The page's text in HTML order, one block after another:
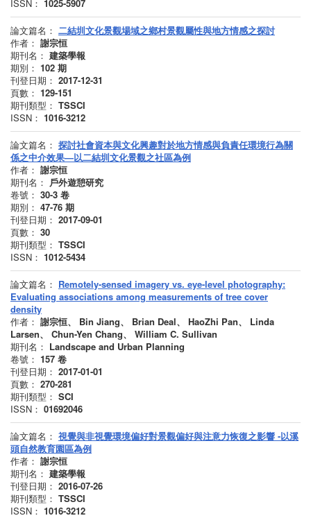
ISSN： 1025-5907
論文篇名： 二結圳文化景觀場域之鄉村景觀屬性與地方情感之探討
作者： 謝宗恒
期刊名： 建築學報
期別： 102 期
刊登日期： 2017-12-31
頁數： 129-151
期刊類型： TSSCI
ISSN： 1016-3212
論文篇名： 探討社會資本與文化興趣對於地方情感與負責任環境行為關
係之中介效果—以二結圳文化景觀之社區為例
作者： 謝宗恒
期刊名： 戶外遊憩研究
卷號： 30-3 卷
期別： 47-76 期
刊登日期： 2017-09-01
頁數： 30
期刊類型： TSSCI
ISSN： 1012-5434
論文篇名： Remotely-sensed imagery vs. eye-level photography:
Evaluating associations among measurements of tree cover
density
作者： 謝宗恒、 Bin Jiang、 Brian Deal、 HaoZhi Pan、 Linda
Larsen、 Chun-Yen Chang、 William C. Sullivan
期刊名： Landscape and Urban Planning
卷號： 157 卷
刊登日期： 2017-01-01
頁數： 270-281
期刊類型： SCI
ISSN： 01692046
論文篇名： 視覺與非視覺環境偏好對景觀偏好與注意力恢復之影響 -以溪
頭自然教育園區為例
作者： 謝宗恒
期刊名： 建築學報
刊登日期： 2016-07-26
期刊類型： TSSCI
ISSN： 1016-3212